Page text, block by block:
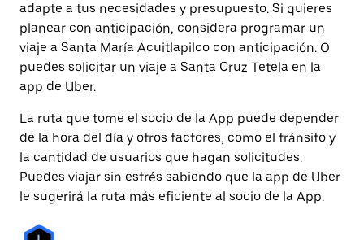
adapte a tus necesidades y presupuesto. Si quieres
planear con anticipación, considera programar un
viaje a Santa María Acuitlapilco con anticipación. O
puedes solicitar un viaje a Santa Cruz Tetela en la
app de Uber.
La ruta que tome el socio de la App puede depender
de la hora del día y otros factores, como el tránsito y
la cantidad de usuarios que hagan solicitudes.
Puedes viajar sin estrés sabiendo que la app de Uber
le sugerirá la ruta más eficiente al socio de la App.